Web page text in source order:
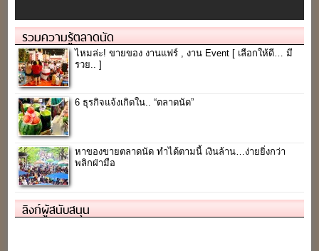
รวมความรู้ตลาดนัด
ไหมล่ะ! ขายของ งานแฟร์ , งาน Event [ เลือกให้ดี… มี
รวย.. ]
6 ธุรกิจแจ้งเกิดใน.. “ตลาดนัด”
หาของขายตลาดนัด ทำได้ตามนี้ เงินล้าน…ง่ายยิ่งกว่า
พลิกฝ่ามือ
ลิงก์ผู้สนับสนุน